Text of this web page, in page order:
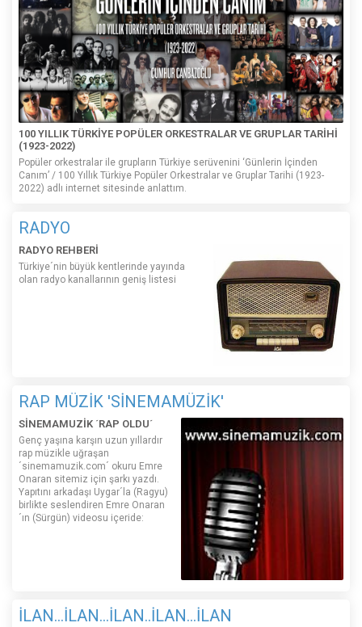
100 YILLIK TÜRKİYE POPÜLER ORKESTRALAR VE GRUPLAR TARİHİ
(1923-2022)
Popüler orkestralar ile grupların Türkiye serüvenini ‘Günlerin İçinden
Canım’ / 100 Yıllık Türkiye Popüler Orkestralar ve Gruplar Tarihi (1923-
2022) adlı internet sitesinde anlattım.
RADYO
RADYO REHBERİ
Türkiye´nin büyük kentlerinde yayında
olan radyo kanallarının geniş listesi
RAP MÜZİK 'SİNEMAMÜZİK'
SİNEMAMUZİK ´RAP OLDU´
Genç yaşına karşın uzun yıllardır
rap müzikle uğraşan
´sinemamuzik.com´ okuru Emre
Onaran sitemiz için şarkı yazdı.
Yapıtını arkadaşı Uygar´la (Ragyu)
birlikte seslendiren Emre Onaran
´ın (Sürgün) videosu içeride:
İLAN...İLAN...İLAN..İLAN...İLAN